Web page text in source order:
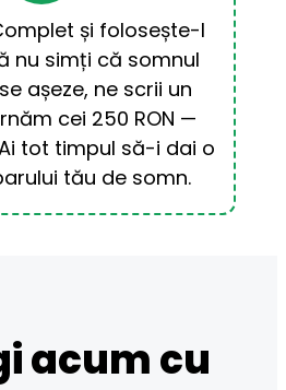
și folosește-l
nu simți că somnul
așeze, ne scrii un
cei 250 RON —
tot timpul să-i dai o
tău de somn.
acum cu